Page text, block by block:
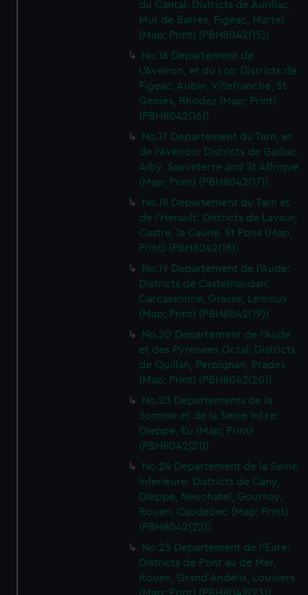
du Cantal: Districts de Aurillac,
Mur de Barres, Figeac, Martel
(Map; Print) (PBH8042(15))
No.16 Departement de
L'Aveiron, et du Lot: Districts de
Figeac, Aubin, Villefranche, St
Genies, Rhodez (Map; Print)
(PBH8042(16))
No.17 Departement du Tarn, et
de l'Aveiron: Districts de Gaillac,
Alby, Sauveterre and St Affrique
(Map; Print) (PBH8042(17))
No.18 Departement du Tarn et
de l'Herault: Districts de Lavaur,
Castre, la Caune, St Pons (Map;
Print) (PBH8042(18))
No.19 Departement de l'Aude:
Districts de Castelnaudari,
Carcassonne, Grasse, Lemoux
(Map; Print) (PBH8042(19))
No.20 Departement de l'Aude
et des Pyrenees Or.tal: Districts
de Quillan, Perpignan, Prades
(Map; Print) (PBH8042(20))
No.23 Departements de la
Somme et de la Seine inf.re:
Dieppe, Eu (Map; Print)
(PBH8042(21))
No.24 Departement de la Seine
Inferieure: Districts de Cany,
Dieppe, Neuchatel, Gournay,
Rouen, Caudebec (Map; Print)
(PBH8042(22))
No.25 Departement de l'Eure:
Districts de Pont au de Mer,
Rouen, Grand Andelis, Louviers